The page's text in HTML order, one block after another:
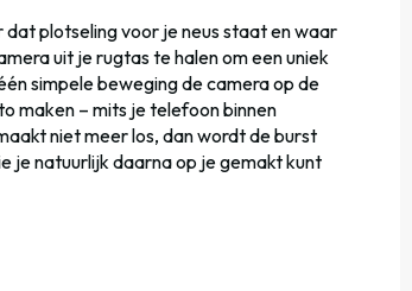
plotseling voor je neus staat en waar
uit je rugtas te halen om een uniek
simpele beweging de camera op de
maken – mits je telefoon binnen
niet meer los, dan wordt de burst
je natuurlijk daarna op je gemakt kunt